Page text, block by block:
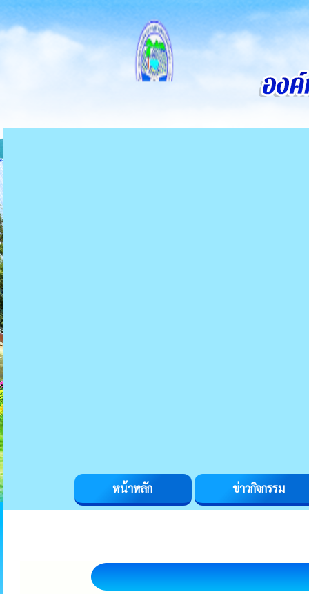
หน้าหลัก ข่าวกิจกรรม